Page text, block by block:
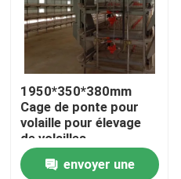
À la maison
1950*350*380mm
Cage de ponte pour
volaille pour élevage
de volailles
envoyer une